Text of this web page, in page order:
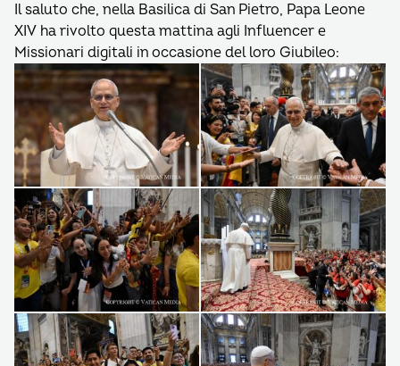
Il saluto che, nella Basilica di San Pietro, Papa Leone
XIV ha rivolto questa mattina agli Influencer e
Missionari digitali in occasione del loro Giubileo: